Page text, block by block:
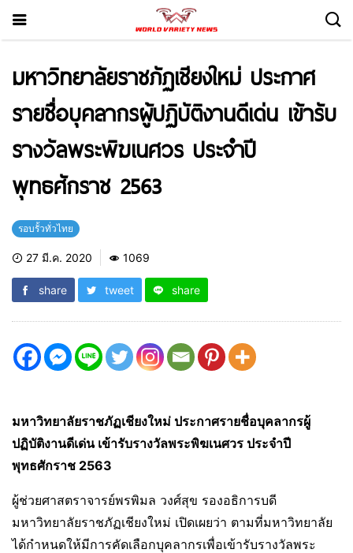
มหาวิทยาลัยราชภัฏเชียงใหม่ ประกาศ
รายชื่อบุคลากรผู้ปฏิบัติงานดีเด่น เข้ารับ
รางวัลพระพิฆเนศวร ประจำปี
พุทธศักราช 2563
รอบรั้วทั่วไทย
27 มี.ค. 2020 1069
share tweet share
มหาวิทยาลัยราชภัฏเชียงใหม่ ประกาศรายชื่อบุคลากรผู้
ปฏิบัติงานดีเด่น เข้ารับรางวัลพระพิฆเนศวร ประจำปี
พุทธศักราช 2563
ผู้ช่วยศาสตราจารย์พรพิมล วงศ์สุข รองอธิการบดี
มหาวิทยาลัยราชภัฏเชียงใหม่ เปิดเผยว่า ตามที่มหาวิทยาลัย
ได้กำหนดให้มีการคัดเลือกบุคลากรเพื่อเข้ารับรางวัลพระ